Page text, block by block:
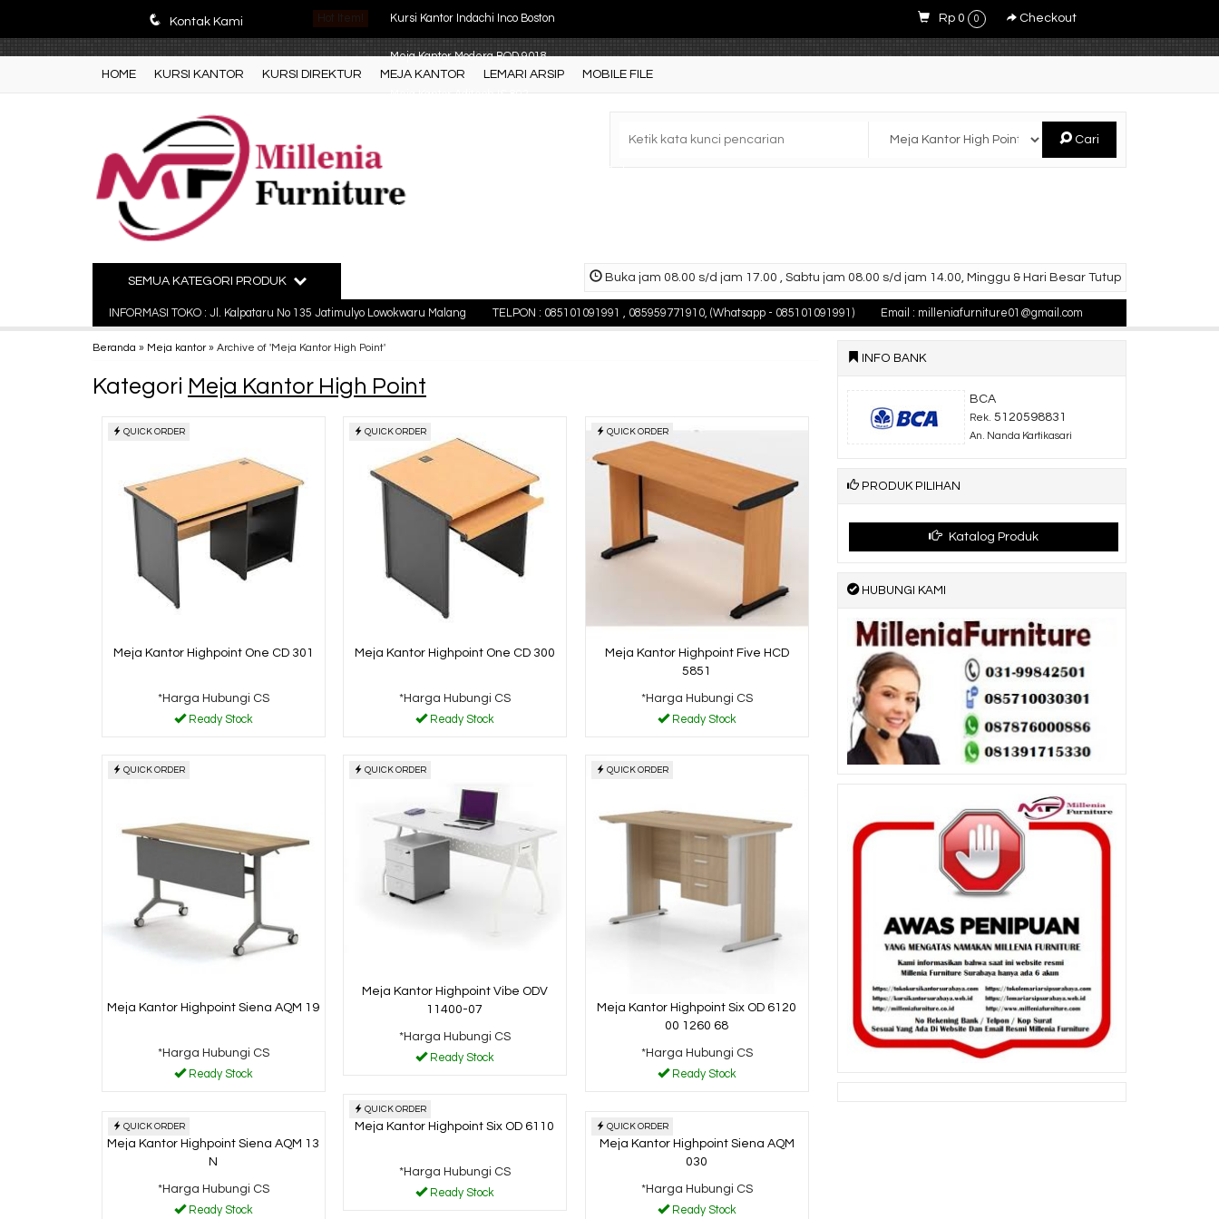
q Kontak Kami Hot Item! Kursi Kantor Indachi Inco Boston
Meja Kantor Modera BOD 9018
Meja Kantor Activ Galant MTO 122
Rp 0 0 Checkout
HOME KURSI KANTOR KURSI DIREKTUR MEJA KANTOR LEMARI ARSIP MOBILE FILE
Cari
Buka jam 08.00 s/d jam 17.00 , Sabtu jam 08.00 s/d jam 14.00, Minggu & Hari Besar Tutup
SEMUA KATEGORI PRODUK
INFORMASI TOKO : Jl. Kalpataru No 135 Jatimulyo Lowokwaru Malang TELPON : 085101091991 , 085959771910, (Whatsapp - 085101091991) Email : milleniafurniture01@gmail.com
Beranda » Meja kantor» Archive of 'Meja Kantor High Point'
Kategori Meja Kantor High Point
QUICK ORDER
Meja Kantor Highpoint One CD 301
*Harga Hubungi CS
Ready Stock
QUICK ORDER
Meja Kantor Highpoint One CD 300
*Harga Hubungi CS
Ready Stock
QUICK ORDER
Meja Kantor Highpoint Five HCD
5851
*Harga Hubungi CS
Ready Stock
QUICK ORDER
Meja Kantor Highpoint Siena AQM 19
*Harga Hubungi CS
Ready Stock
QUICK ORDER
Meja Kantor Highpoint Vibe ODV
11400-07
*Harga Hubungi CS
Ready Stock
QUICK ORDER
Meja Kantor Highpoint Six OD 6120
00 1260 68
*Harga Hubungi CS
Ready Stock
QUICK ORDER
Meja Kantor Highpoint Six OD 6110
*Harga Hubungi CS
Ready Stock
QUICK ORDER
Meja Kantor Highpoint Siena AQM 13
N
*Harga Hubungi CS
Ready Stock
QUICK ORDER
Meja Kantor Highpoint Siena AQM
030
*Harga Hubungi CS
Ready Stock
INFO BANK
BCA
Rek. 5120598831
An. Nanda Kartikasari
PRODUK PILIHAN
Katalog Produk
HUBUNGI KAMI